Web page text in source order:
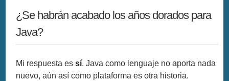
¿Se habrán acabado los años dorados para
Java?
Mi respuesta essí. Java como lenguaje no aporta nada
nuevo, aún así como plataforma es otra historia.